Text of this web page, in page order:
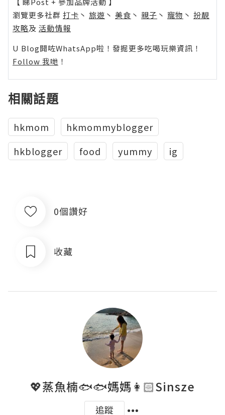
瀏覽更多社群 打卡 丶 旅遊 丶 美食 丶 親子 丶 寵物 丶 扮靚
攻略及 活動情報
U Blog開咗WhatsApp啦！發掘更多吃喝玩樂資訊！
Follow 我哋 ！
相關話題
hkmom
hkmommyblogger
hkblogger
food yummy ig
0個讚好
收藏
💖蒸魚楠🐟🐟媽媽👩🏻Sinsze
追蹤